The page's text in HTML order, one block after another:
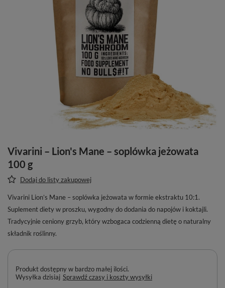
Vivarini – Lion's Mane – soplówka jeżowata
100 g
Dodaj do listy zakupowej
Vivarini Lion’s Mane – soplówka jeżowata w formie ekstraktu 10:1.
Suplement diety w proszku, wygodny do dodania do napojów i koktajli.
Tradycyjnie ceniony grzyb, który wzbogaca codzienną dietę o naturalny
składnik roślinny.
Produkt dostępny w bardzo małej ilości
Wysyłka dzisiaj Sprawdź czasy i koszty wysyłki